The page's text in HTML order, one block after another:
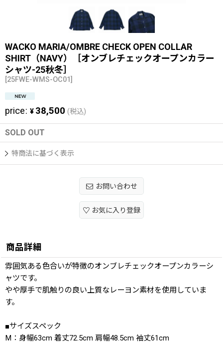
WACKO MARIA/OMBRE CHECK OPEN COLLAR
SHIRT（NAVY）［オンブレチェックオープンカラー
シャツ-25秋冬］
[25FWE-WMS-OC01]
price: ¥ 38,500 (税込)
SOLD OUT
特商法に基づく表示
お問い合わせ
お気に入り登録
商品詳細
雰囲気ある色合いが特徴のオンブレチェックオープンカラーシ
ャツです。
やや厚手で肌触りの良い上質なレーヨン素材を使用していま
す。
■サイズスペック
M：身幅63cm 着丈72.5cm 肩幅48.5cm 袖丈61cm